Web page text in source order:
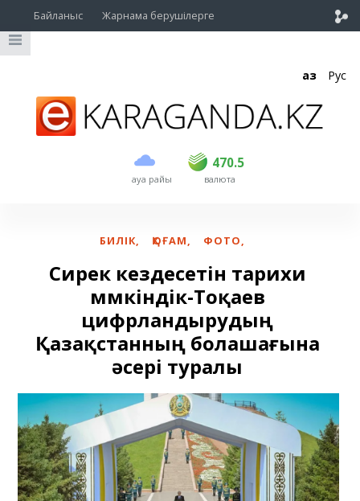
Байланыс Жарнама берушілерге
Қаз Рус
ауа райы
470.5
USD 468.5 470.5
EUR валюта
БИЛІК, ҚОҒАМ, ФОТО,
Сирек кездесетін тарихи
мүмкіндік-Тоқаев
цифрландырудың
Қазақстанның болашағына
әсері туралы